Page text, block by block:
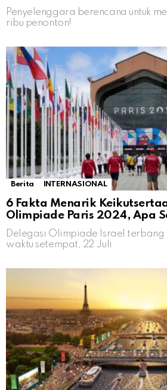
Penyelenggara berencana untuk
ribu penonton!
Berita INTERNASIONAL
6 Fakta Menarik
Olimpiade Paris 2024, Apa
Delegasi Olimpiade Israel terbang
waktu setempat, 22 Juli